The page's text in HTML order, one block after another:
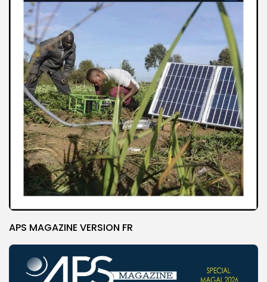
APS MAGAZINE VERSION FR